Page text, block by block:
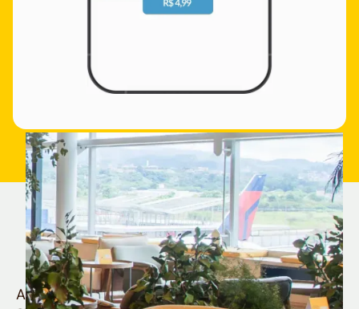
Quem é Nomad tem
muito mais
Aproveite todos os benefícios e vantagens